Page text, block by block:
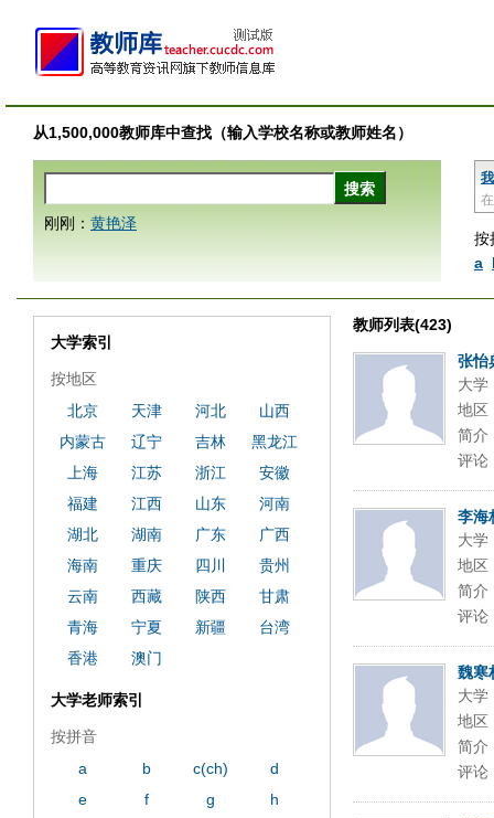
从1,500,000教师库中查找（输入学校名称或教师姓名）
按
a
刚刚： 黄艳泽
教师列表(423)
张怡
大学
地区
简介
评论
李海
大学
地区
简介
评论
魏寒
大学
地区
简介
评论
大学索引
按地区
北京
天津 河北
山西
内蒙古
辽宁 吉林
黑龙江
上海
江苏 浙江
安徽
福建
江西 山东
河南
湖北
湖南 广东
广西
海南
重庆 四川
贵州
云南
西藏 陕西
甘肃
青海
宁夏 新疆
台湾
香港
澳门
大学老师索引
按拼音
a
b c(ch)
d
e
f g
h